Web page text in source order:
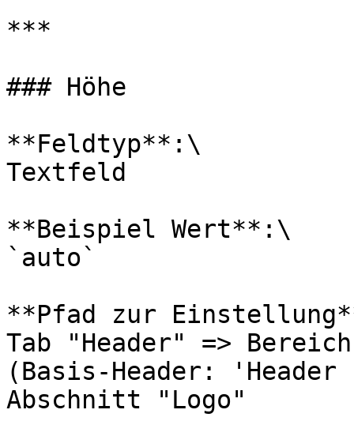
***
### Höhe
**Feldtyp**:\
Textfeld
**Beispiel Wert**:\
`auto`
**Pfad zur
Tab "Header" =>
(Basis-Header:
Abschnitt "Logo"